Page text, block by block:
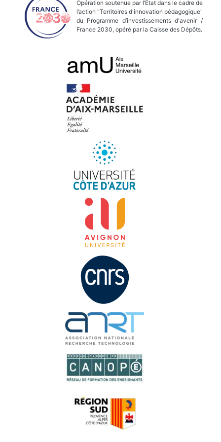
Opération soutenue par l’État dans le cadre de
l’action "Territoires d'innovation pédagogique"
du Programme d’investissements d'avenir /
France 2030, opéré par la Caisse des Dépôts.